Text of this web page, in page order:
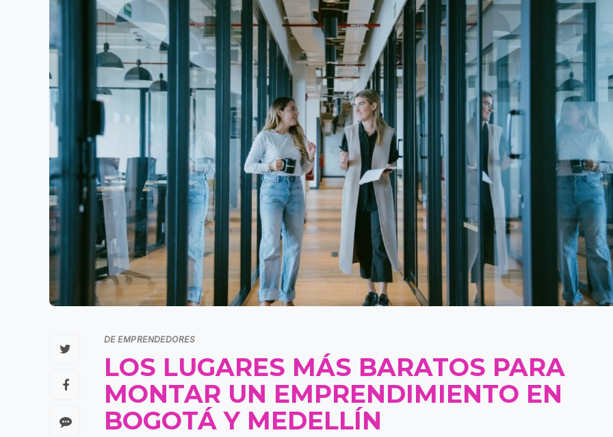
DE EMPRENDEDORES
LOS LUGARES MÁS BARATOS PARA
MONTAR UN EMPRENDIMIENTO EN
BOGOTÁ Y MEDELLÍN